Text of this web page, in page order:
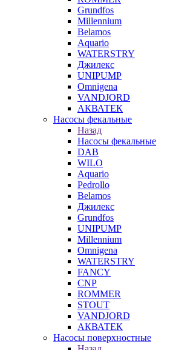
Grundfos
Millennium
Belamos
Aquario
WATERSTRY
Джилекс
UNIPUMP
Omnigena
VANDJORD
АКВАТЕК
Насосы фекальные
Назад
Насосы фекальные
DAB
WILO
Aquario
Pedrollo
Belamos
Джилекс
Grundfos
UNIPUMP
Millennium
Omnigena
WATERSTRY
FANCY
CNP
ROMMER
STOUT
VANDJORD
АКВАТЕК
Насосы поверхностные